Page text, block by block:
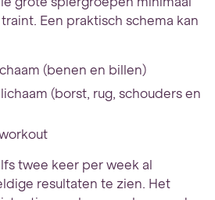
Een praktisch schema kan
(benen en billen)
(borst, rug, schouders en
twee keer per week al
resultaten te zien. Het